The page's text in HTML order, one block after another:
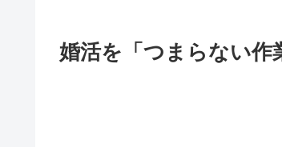
婚活を「つまらない作